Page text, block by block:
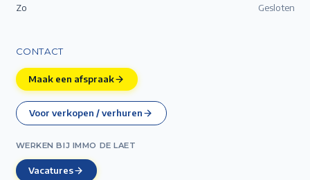
Zo
Gesloten
CONTACT
Maak een afspraak
Voor verkopen / verhuren
WERKEN BIJ IMMO DE LAET
Vacatures